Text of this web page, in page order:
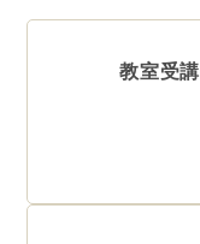
教室受